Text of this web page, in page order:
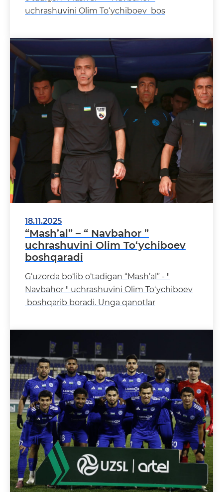
uchrashuvini Olim To‘ychiboev bos
18.11.2025
“Mash’al” – “ Navbahor ”
uchrashuvini Olim To‘ychiboev
boshqaradi
G‘uzorda bo‘lib o‘tadigan “Mash’al” - "
Navbahor " uchrashuvini Olim To‘ychiboev
boshqarib boradi. Unga qanotlar